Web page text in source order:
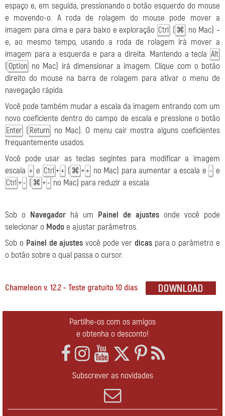
espaço e, em seguida, pressionando o botão esquerdo do mouse
e movendo-o. A roda de rolagem do mouse pode mover a
imagem para cima e para baixo e exploração Ctrl ( ⌘ no Mac) –
e, ao mesmo tempo, usando a roda de rolagem irá mover a
imagem para a esquerda e para a direita. Mantendo a tecla Alt
( Option no Mac) irá dimensionar a imagem. Clique com o botão
direito do mouse na barra de rolagem para ativar o menu de
navegação rápida.
Você pode também mudar a escala da imagem entrando com um
novo coeficiente dentro do campo de escala e pressione o botão
Enter ( Return no Mac). O menu cair mostra alguns coeficientes
frequantemente usados.
Você pode usar as teclas segintes para modificar a imagem
escala + e Ctrl ++ ( ⌘ ++ no Mac) para aumentar a escala e - e
Ctrl +- ( ⌘ +- no Mac) para reduzir a escala.
Sob o Navegador há um Painel de ajustes onde você pode
selecionar o Modo e ajustar parâmetros.
Sob o Painel de ajustes você pode ver dicaspara o parâmetro e
o botão sobre o qual passa o cursor.
Chameleon v. 12.2 - Teste gratuito 10 dias
Partilhe-os com os amigos
e obtenha o desconto!
Subscrever as novidades